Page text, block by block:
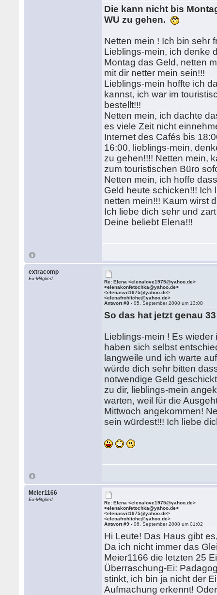
Die kann nicht bis
WU zu gehen.
Netten mein ! Ich bin sehr
Lieblings-mein, ich denke
Montag das Geld, netten
mit dir netter mein sein!!!
Lieblings-mein hoffte ich
kannst, ich war im
bestellt!!!
Netten mein, ich dachte
es viele Zeit nicht
Internet des Cafés bis
16:00, lieblings-mein,
zu gehen!!!! Netten mein,
zum touristischen Büro
Netten mein, ich hoffe
Geld heute schicken!!! Ich
netten mein!!! Kaum wirst
Ich liebe dich sehr und
Deine beliebt Elena!!!
extracomp
Ex-Mitglied
Re: Elena <elenalove1975@yahoo.de>
<elenakonfetochka@yahoo.de>
<elenasvit1975@yahoo.de>
<elenafrohliche@yahoo.de>
Antwort #8 -05. September 2008 um 13:08
So das hat jetzt genau
Lieblings-mein ! Es
haben sich selbst
langweile und ich warte
würde dich sehr bitten
notwendige Geld
zu dir, lieblings-mein
warten, weil für die
Mittwoch angekommen!
sein würdest!!! Ich liebe
Meier1166
Ex-Mitglied
Re: Elena <elenalove1975@yahoo.de>
<elenakonfetochka@yahoo.de>
<elenasvit1975@yahoo.de>
<elenafrohliche@yahoo.de>
Antwort #9 -06. September 2008 um 01:02
Hi Leute! Das Haus gibt
Da ich nicht immer das
Meier1166 die letzten 25
Überraschung-Ei:
stinkt, ich bin ja nicht der
Aufmachung erkennt!